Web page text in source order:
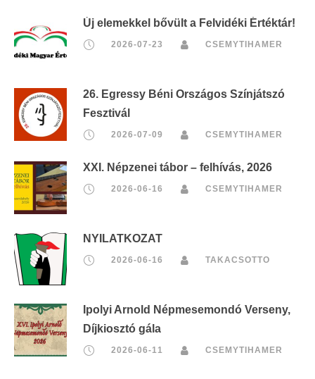
Új elemekkel bővült a Felvidéki Értéktár!
2026-07-23 CSEMYTIHAMER
26. Egressy Béni Országos Színjátszó
Fesztivál
2026-07-09 CSEMYTIHAMER
XXI. Népzenei tábor – felhívás, 2026
2026-06-16 CSEMYTIHAMER
NYILATKOZAT
2026-06-16 TAKACSOTTO
Ipolyi Arnold Népmesemondó Verseny,
Díjkiosztó gála
2026-06-11 CSEMYTIHAMER